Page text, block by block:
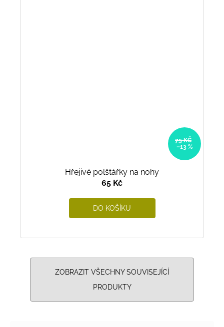
75 KČ
–13 %
Hřejivé polštářky na nohy
65 Kč
DO KOŠÍKU
ZOBRAZIT VŠECHNY SOUVISEJÍCÍ
PRODUKTY